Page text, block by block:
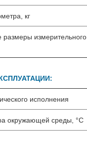
кг
размеры измерительного
исполнения
окружающей среды, °С